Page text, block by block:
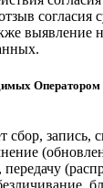
согласия
выявление
сбор, запись,